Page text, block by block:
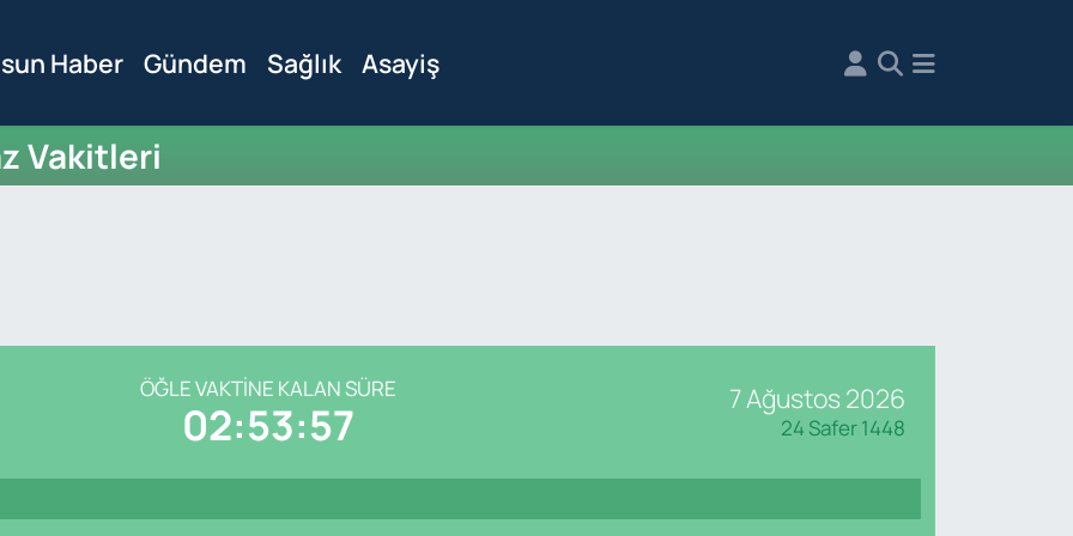
Haber Gündem Sağlık Asayiş
Vakitleri
ÖĞLE VAKTINE KALAN SÜRE
02:53:57 7 Ağustos 2026
24 Safer 1448